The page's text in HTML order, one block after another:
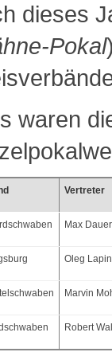
dieses
Pokal
waren
Vertreter
Max Dauer
Oleg Lapin
Marvin
Robert